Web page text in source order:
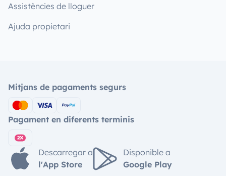
Assistències de lloguer
Ajuda propietari
Mitjans de pagaments segurs
Pagament en diferents terminis
Descarregar a
l'App Store
Disponible a
Google Play